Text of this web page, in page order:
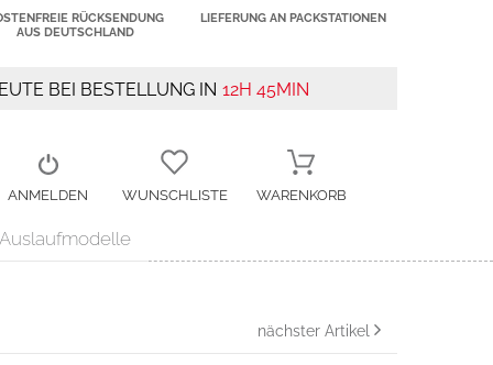
RÜCKSENDUNG
AUS DEUTSCHLAND
LIEFERUNG AN PACKSTATIONEN
BEI BESTELLUNG IN 12H 45MIN
ANMELDEN WUNSCHLISTE WARENKORB
Auslaufmodelle
nächster Artikel